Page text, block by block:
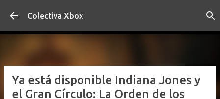
Ir al contenido principal
Colectiva Xbox
Ya está disponible Indiana Jones y
el Gran Círculo: La Orden de los